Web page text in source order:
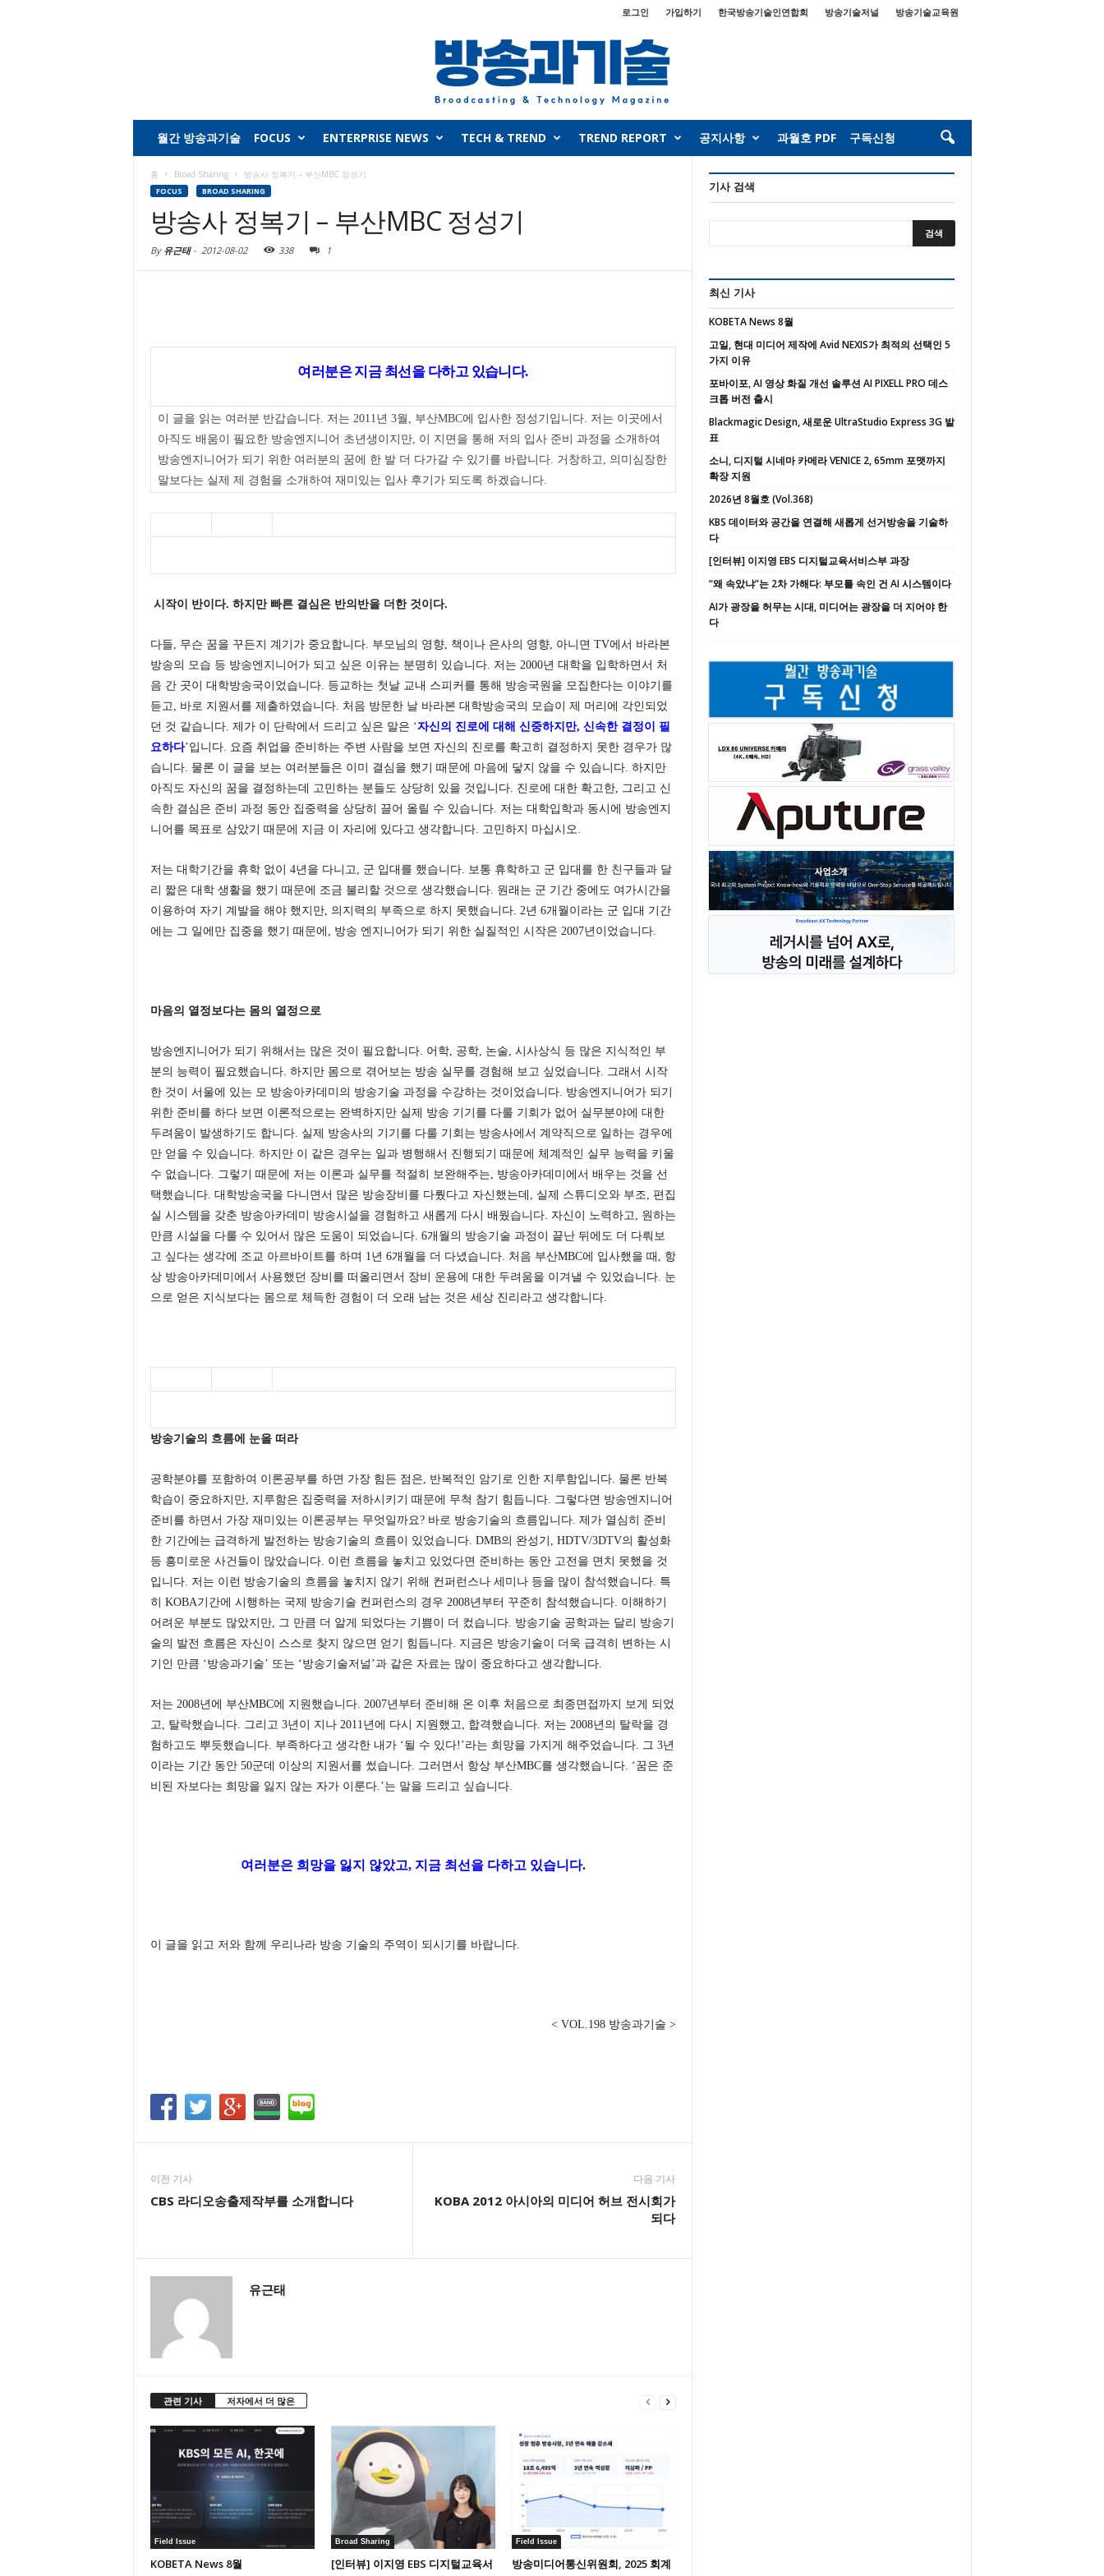
로그인 가입하기 한국방송기술인연합회 방송기술저널 방송기술교육원
월간 방송과기술 FOCUS ENTERPRISE NEWS TECH & TREND TREND REPORT 공지사항 과월호 PDF 구독신청
홈 Broad Sharing 방송사 정복기 – 부산MBC 정성기
FOCUS BROAD SHARING
방송사 정복기 – 부산MBC 정성기
By 유근태- 2012-08-02 338 1
여러분은 지금 최선을 다하고 있습니다.
이 글을 읽는 여러분 반갑습니다. 저는 2011년 3월, 부산MBC에 입사한 정성기입니다. 저는 이곳에서
아직도 배움이 필요한 방송엔지니어 초년생이지만, 이 지면을 통해 저의 입사 준비 과정을 소개하여
방송엔지니어가 되기 위한 여러분의 꿈에 한 발 더 다가갈 수 있기를 바랍니다. 거창하고, 의미심장한
말보다는 실제 제 경험을 소개하여 재미있는 입사 후기가 되도록 하겠습니다.
시작이 반이다. 하지만 빠른 결심은 반의반을 더한 것이다.
다들, 무슨 꿈을 꾸든지 계기가 중요합니다. 부모님의 영향, 책이나 은사의 영향, 아니면 TV에서 바라본
방송의 모습 등 방송엔지니어가 되고 싶은 이유는 분명히 있습니다. 저는 2000년 대학을 입학하면서 처
음 간 곳이 대학방송국이었습니다. 등교하는 첫날 교내 스피커를 통해 방송국원을 모집한다는 이야기를
듣고, 바로 지원서를 제출하였습니다. 처음 방문한 날 바라본 대학방송국의 모습이 제 머리에 각인되었
던 것 같습니다. 제가 이 단락에서 드리고 싶은 말은 ‘자신의 진로에 대해 신중하지만, 신속한 결정이 필
요하다’입니다. 요즘 취업을 준비하는 주변 사람을 보면 자신의 진로를 확고히 결정하지 못한 경우가 많
습니다. 물론 이 글을 보는 여러분들은 이미 결심을 했기 때문에 마음에 닿지 않을 수 있습니다. 하지만
아직도 자신의 꿈을 결정하는데 고민하는 분들도 상당히 있을 것입니다. 진로에 대한 확고한, 그리고 신
속한 결심은 준비 과정 동안 집중력을 상당히 끌어 올릴 수 있습니다. 저는 대학입학과 동시에 방송엔지
니어를 목표로 삼았기 때문에 지금 이 자리에 있다고 생각합니다. 고민하지 마십시오.
저는 대학기간을 휴학 없이 4년을 다니고, 군 입대를 했습니다. 보통 휴학하고 군 입대를 한 친구들과 달
리 짧은 대학 생활을 했기 때문에 조금 불리할 것으로 생각했습니다. 원래는 군 기간 중에도 여가시간을
이용하여 자기 계발을 해야 했지만, 의지력의 부족으로 하지 못했습니다. 2년 6개월이라는 군 입대 기간
에는 그 일에만 집중을 했기 때문에, 방송 엔지니어가 되기 위한 실질적인 시작은 2007년이었습니다.
마음의 열정보다는 몸의 열정으로
방송엔지니어가 되기 위해서는 많은 것이 필요합니다. 어학, 공학, 논술, 시사상식 등 많은 지식적인 부
분의 능력이 필요했습니다. 하지만 몸으로 겪어보는 방송 실무를 경험해 보고 싶었습니다. 그래서 시작
한 것이 서울에 있는 모 방송아카데미의 방송기술 과정을 수강하는 것이었습니다. 방송엔지니어가 되기
위한 준비를 하다 보면 이론적으로는 완벽하지만 실제 방송 기기를 다룰 기회가 없어 실무분야에 대한
두려움이 발생하기도 합니다. 실제 방송사의 기기를 다룰 기회는 방송사에서 계약직으로 일하는 경우에
만 얻을 수 있습니다. 하지만 이 같은 경우는 일과 병행해서 진행되기 때문에 체계적인 실무 능력을 키울
수 없습니다. 그렇기 때문에 저는 이론과 실무를 적절히 보완해주는, 방송아카데미에서 배우는 것을 선
택했습니다. 대학방송국을 다니면서 많은 방송장비를 다뤘다고 자신했는데, 실제 스튜디오와 부조, 편집
실 시스템을 갖춘 방송아카데미 방송시설을 경험하고 새롭게 다시 배웠습니다. 자신이 노력하고, 원하는
만큼 시설을 다룰 수 있어서 많은 도움이 되었습니다. 6개월의 방송기술 과정이 끝난 뒤에도 더 다뤄보
고 싶다는 생각에 조교 아르바이트를 하며 1년 6개월을 더 다녔습니다. 처음 부산MBC에 입사했을 때, 항
상 방송아카데미에서 사용했던 장비를 떠올리면서 장비 운용에 대한 두려움을 이겨낼 수 있었습니다. 눈
으로 얻은 지식보다는 몸으로 체득한 경험이 더 오래 남는 것은 세상 진리라고 생각합니다.
방송기술의 흐름에 눈을 떠라
공학분야를 포함하여 이론공부를 하면 가장 힘든 점은, 반복적인 암기로 인한 지루함입니다. 물론 반복
학습이 중요하지만, 지루함은 집중력을 저하시키기 때문에 무척 참기 힘듭니다. 그렇다면 방송엔지니어
준비를 하면서 가장 재미있는 이론공부는 무엇일까요? 바로 방송기술의 흐름입니다. 제가 열심히 준비
한 기간에는 급격하게 발전하는 방송기술의 흐름이 있었습니다. DMB의 완성기, HDTV/3DTV의 활성화
등 흥미로운 사건들이 많았습니다. 이런 흐름을 놓치고 있었다면 준비하는 동안 고전을 면치 못했을 것
입니다. 저는 이런 방송기술의 흐름을 놓치지 않기 위해 컨퍼런스나 세미나 등을 많이 참석했습니다. 특
히 KOBA기간에 시행하는 국제 방송기술 컨퍼런스의 경우 2008년부터 꾸준히 참석했습니다. 이해하기
어려운 부분도 많았지만, 그 만큼 더 알게 되었다는 기쁨이 더 컸습니다. 방송기술 공학과는 달리 방송기
술의 발전 흐름은 자신이 스스로 찾지 않으면 얻기 힘듭니다. 지금은 방송기술이 더욱 급격히 변하는 시
기인 만큼 ‘방송과기술’ 또는 ‘방송기술저널’과 같은 자료는 많이 중요하다고 생각합니다.
저는 2008년에 부산MBC에 지원했습니다. 2007년부터 준비해 온 이후 처음으로 최종면접까지 보게 되었
고, 탈락했습니다. 그리고 3년이 지나 2011년에 다시 지원했고, 합격했습니다. 저는 2008년의 탈락을 경
험하고도 뿌듯했습니다. 부족하다고 생각한 내가 ‘될 수 있다!’라는 희망을 가지게 해주었습니다. 그 3년
이라는 기간 동안 50군데 이상의 지원서를 썼습니다. 그러면서 항상 부산MBC를 생각했습니다. ‘꿈은 준
비된 자보다는 희망을 잃지 않는 자가 이룬다.’는 말을 드리고 싶습니다.
여러분은 희망을 잃지 않았고, 지금 최선을 다하고 있습니다.
이 글을 읽고 저와 함께 우리나라 방송 기술의 주역이 되시기를 바랍니다.
< VOL.198 방송과기술 >
이전 기사
CBS 라디오송출제작부를 소개합니다
다음 기사
KOBA 2012 아시아의 미디어 허브 전시회가
되다
유근태
관련 기사 저자에서 더 많은
Field Issue
KOBETA News 8월
Broad Sharing
[인터뷰] 이지영 EBS 디지털교육서
Field Issue
방송미디어통신위원회, 2025 회계
기사 검색
최신 기사
KOBETA News 8월
고일, 현대 미디어 제작에 Avid NEXIS가 최적의 선택인 5
가지 이유
포바이포, AI 영상 화질 개선 솔루션 AI PIXELL PRO 데스
크톱 버전 출시
Blackmagic Design, 새로운 UltraStudio Express 3G 발
표
소니, 디지털 시네마 카메라 VENICE 2, 65mm 포맷까지
확장 지원
2026년 8월호 (Vol.368)
KBS 데이터와 공간을 연결해 새롭게 선거방송을 기술하
다
[인터뷰] 이지영 EBS 디지털교육서비스부 과장
“왜 속았냐”는 2차 가해다: 부모를 속인 건 AI 시스템이다
AI가 광장을 허무는 시대, 미디어는 광장을 더 지어야 한
다